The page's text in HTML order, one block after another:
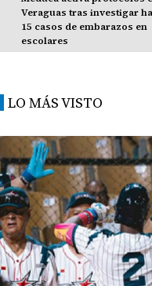
Veraguas tras investigar
15 casos de embarazos en
escolares
LO MÁS VISTO